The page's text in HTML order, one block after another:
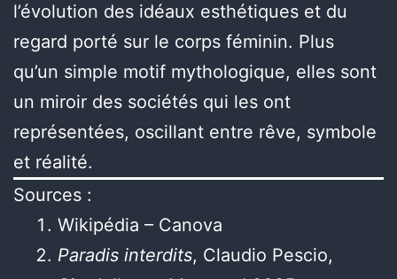
l’évolution des idéaux esthétiques et du
regard porté sur le corps féminin. Plus
qu’un simple motif mythologique, elles sont
un miroir des sociétés qui les ont
représentées, oscillant entre rêve, symbole
et réalité.
Sources :
Wikipédia – Canova
Paradis interdits, Claudio Pescio,